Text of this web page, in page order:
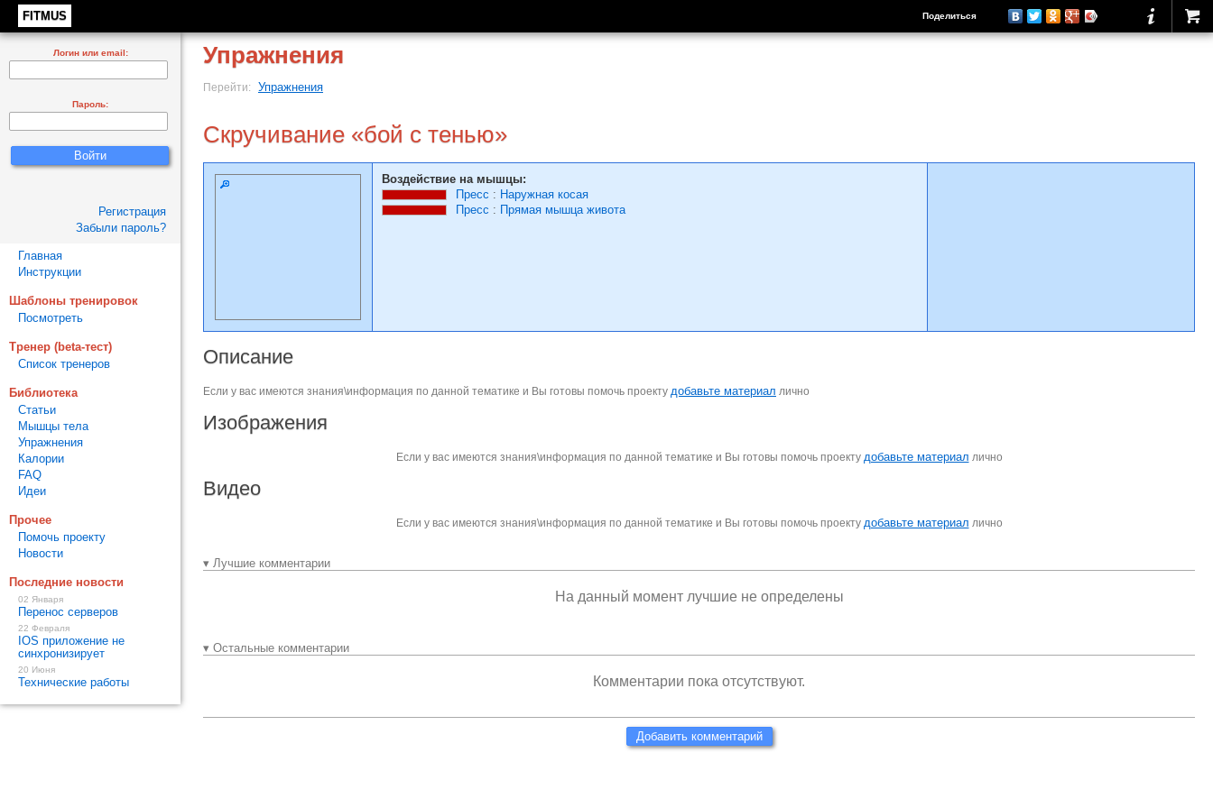
FITMUS Поделиться
Упражнения
Перейти: Упражнения
Скручивание «бой с тенью»
Воздействие на мышцы:
Пресс : Наружная косая
Пресс : Прямая мышца живота
Описание
Если у вас имеются знания\информация по данной тематике и Вы готовы помочь проекту добавьте материал лично
Изображения
Если у вас имеются знания\информация по данной тематике и Вы готовы помочь проекту добавьте материал лично
Видео
Если у вас имеются знания\информация по данной тематике и Вы готовы помочь проекту добавьте материал лично
▾ Лучшие комментарии
На данный момент лучшие не определены
▾ Остальные комментарии
Комментарии пока отсутствуют.
Добавить комментарий
Логин или email:
Пароль:
Регистрация
Забыли пароль?
Главная
Инструкции
Шаблоны тренировок
Посмотреть
Тренер (beta-тест)
Список тренеров
Библиотека
Статьи
Мышцы тела
Упражнения
Калории
FAQ
Идеи
Прочее
Помочь проекту
Новости
Последние новости
02 Января
Перенос серверов
22 Февраля
IOS приложение не
синхронизирует
20 Июня
Технические работы